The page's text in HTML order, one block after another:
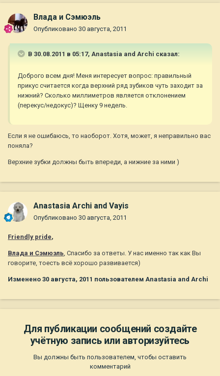
Влада и Сэмюэль
Опубликовано 30 августа, 2011
В 30.08.2011 в 05:17, Anastasia and Archi сказал:
Доброго всем дня! Меня интересует вопрос: правильный
прикус считается когда верхний ряд зубиков чуть заходит за
нижний? Сколько миллиметров является отклонением
(перекус/недокус)? Щенку 9 недель.
Если я не ошибаюсь, то наоборот. Хотя, может, я неправильно вас
поняла?
Верхние зубки должны быть впереди, а нижние за ними )
Anastasia Archi and Vayis
Опубликовано 30 августа, 2011
Friendly pride,
Влада и Сэмюэль, Спасибо за ответы. У нас именно так как Вы
говорите, тоесть всё хорошо развивается)
Изменено 30 августа, 2011 пользователем Anastasia and Archi
Для публикации сообщений создайте
учётную запись или авторизуйтесь
Вы должны быть пользователем, чтобы оставить
комментарий